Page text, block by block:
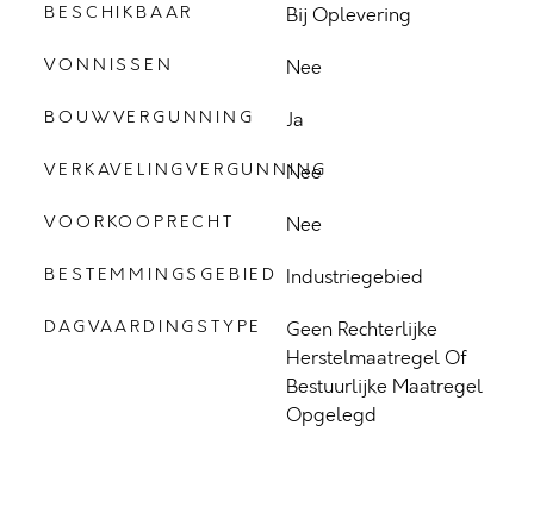
BESCHIKBAAR Bij Oplevering
VONNISSEN Nee
BOUWVERGUNNING Ja
VERKAVELINGVERGUNNING
Nee
VOORKOOPRECHT Nee
BESTEMMINGSGEBIED Industriegebied
DAGVAARDINGSTYPE
Geen Rechterlijke
Herstelmaatregel Of
Bestuurlijke Maatregel
Opgelegd